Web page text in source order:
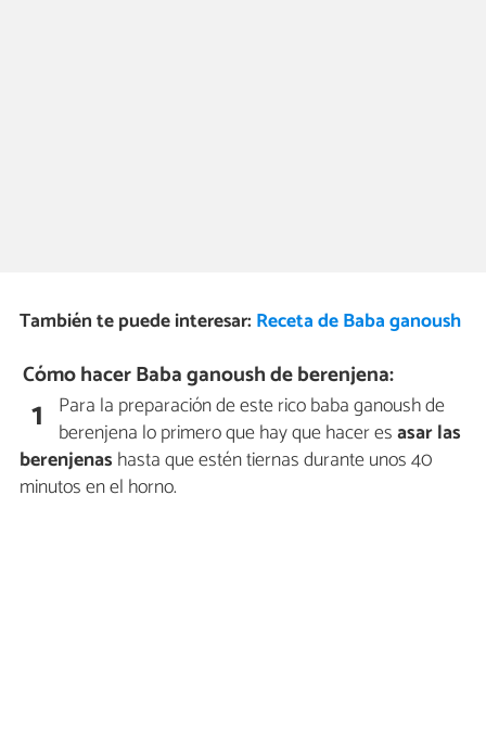
También te puede interesar: Receta de Baba ganoush
Cómo hacer Baba ganoush de berenjena:
1 Para la preparación de este rico baba ganoush de
berenjena lo primero que hay que hacer esasar las
berenjenas hasta que estén tiernas durante unos 40
minutos en el horno.